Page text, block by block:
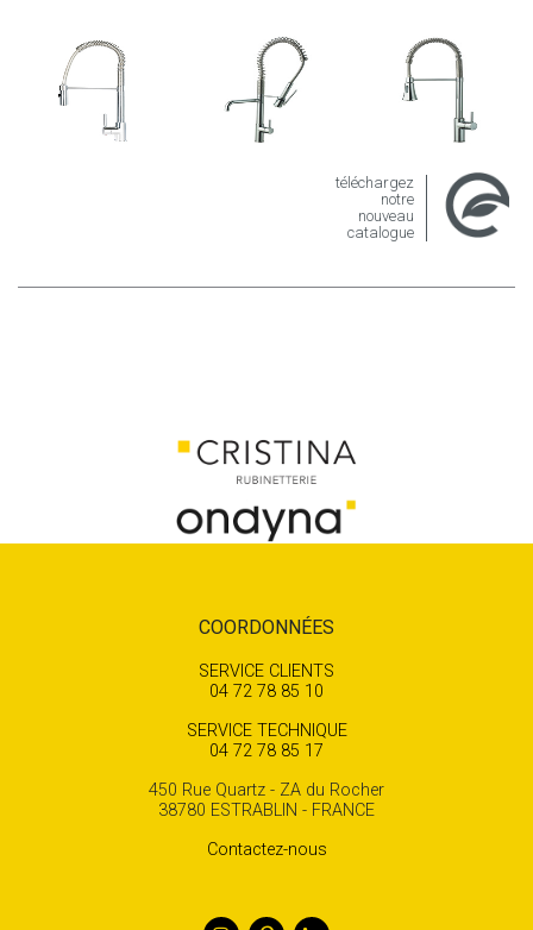
téléchargez
notre
nouveau
catalogue
COORDONNÉES
SERVICE CLIENTS
04 72 78 85 10
SERVICE TECHNIQUE
04 72 78 85 17
450 Rue Quartz - ZA du Rocher
38780 ESTRABLIN - FRANCE
Contactez-nous